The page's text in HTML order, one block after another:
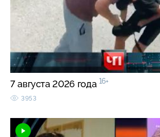
7 августа 2026 года 16+
3953